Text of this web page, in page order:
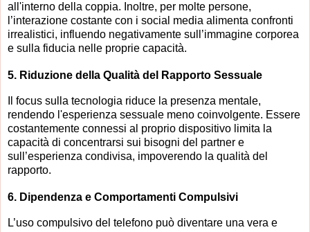
all'interno della coppia. Inoltre, per molte persone,
l’interazione costante con i social media alimenta confronti
irrealistici, influendo negativamente sull’immagine corporea
e sulla fiducia nelle proprie capacità.
5. Riduzione della Qualità del Rapporto Sessuale
Il focus sulla tecnologia riduce la presenza mentale,
rendendo l'esperienza sessuale meno coinvolgente. Essere
costantemente connessi al proprio dispositivo limita la
capacità di concentrarsi sui bisogni del partner e
sull’esperienza condivisa, impoverendo la qualità del
rapporto.
6. Dipendenza e Comportamenti Compulsivi
L’uso compulsivo del telefono può diventare una vera e